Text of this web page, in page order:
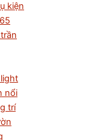
kiện
nổi
trí